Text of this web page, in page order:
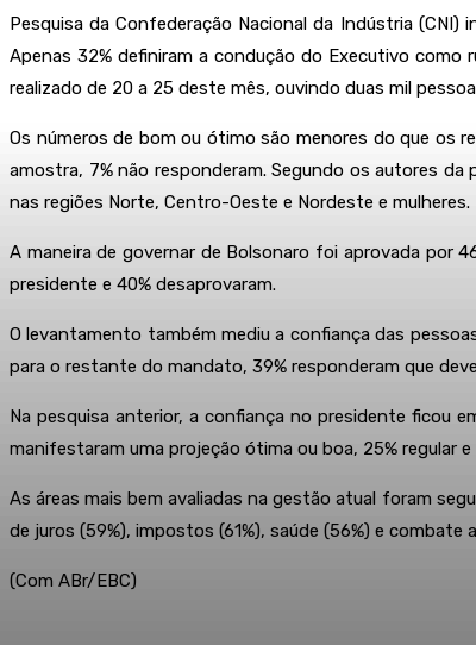
Pesquisa da Confederação Nacional da Indústria
Apenas 32% definiram a condução do Executivo como
realizado de 20 a 25 deste mês, ouvindo duas mil
Os números de bom ou ótimo são menores do que os
amostra, 7% não responderam. Segundo os autores
nas regiões Norte, Centro-Oeste e Nordeste e mulheres.
A maneira de governar de Bolsonaro foi aprovada por
presidente e 40% desaprovaram.
O levantamento também mediu a confiança das
para o restante do mandato, 39% responderam que
Na pesquisa anterior, a confiança no presidente ficou
manifestaram uma projeção ótima ou boa, 25% regular e
As áreas mais bem avaliadas na gestão atual foram
de juros (59%), impostos (61%), saúde (56%) e combate
(Com ABr/EBC)